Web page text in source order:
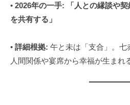
• 2026年の一手:
「人との縁談や
を共有する」
• 詳細根拠: 午と未は「支合」。七
人間関係や宴席から幸福が生まれ